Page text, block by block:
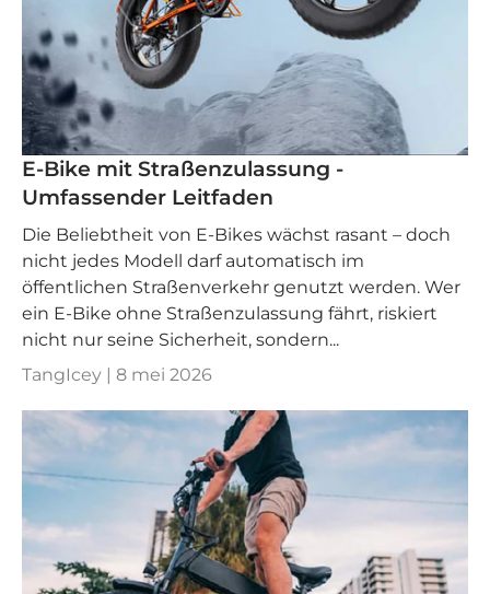
E-Bike mit Straßenzulassung -
Umfassender Leitfaden
Die Beliebtheit von E-Bikes wächst rasant – doch
nicht jedes Modell darf automatisch im
öffentlichen Straßenverkehr genutzt werden. Wer
ein E-Bike ohne Straßenzulassung fährt, riskiert
nicht nur seine Sicherheit, sondern...
TangIcey | 8 mei 2026